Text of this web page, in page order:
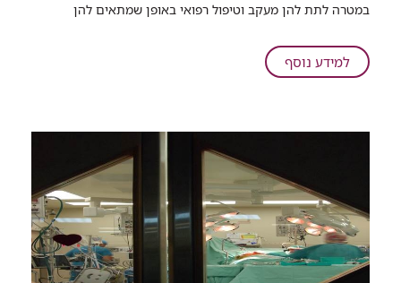
ברמב"ם:
נשים
לנפגעות
במטרה לתת להן מעקב וטיפול רפואי באופן שמתאים להן
למידע נוסףעל
חדש
לנפגעות
אלימות
מינית